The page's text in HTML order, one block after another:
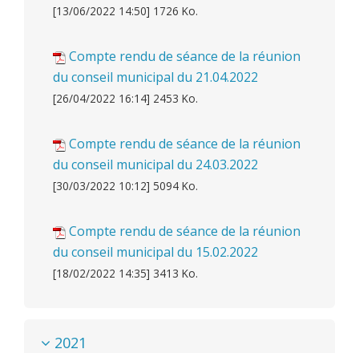
[13/06/2022 14:50] 1726 Ko.
Compte rendu de séance de la réunion
du conseil municipal du 21.04.2022
[26/04/2022 16:14] 2453 Ko.
Compte rendu de séance de la réunion
du conseil municipal du 24.03.2022
[30/03/2022 10:12] 5094 Ko.
Compte rendu de séance de la réunion
du conseil municipal du 15.02.2022
[18/02/2022 14:35] 3413 Ko.
2021